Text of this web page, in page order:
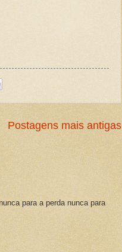
Postagens mais antigas
para a perda nunca para